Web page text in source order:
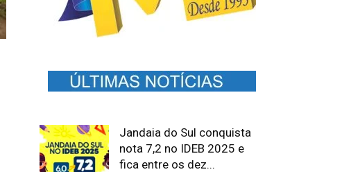
Jandaia do Sul conquista
nota 7,2 no IDEB 2025 e
fica entre os dez...